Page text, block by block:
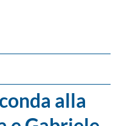
alla